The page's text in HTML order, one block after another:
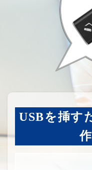
USBを挿す